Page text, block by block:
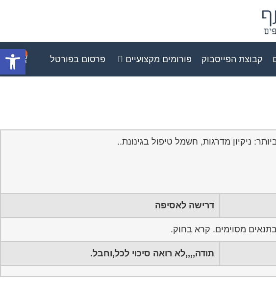
פתח קבוצת הפייסבוק פורומים מקצועיים פרסום בפורטל
דרישה לאסיפה
מסוימים. קרא בחוק.
תודה,,,,לא רואה סיכוי לכל,וחבל.